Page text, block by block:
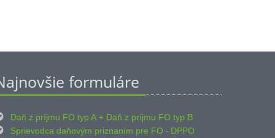
formuláre
Daň z príjmu FO typ A + Daň z príjmu FO typ B
Sprievodca daňovým priznaním pre FO - DPPO